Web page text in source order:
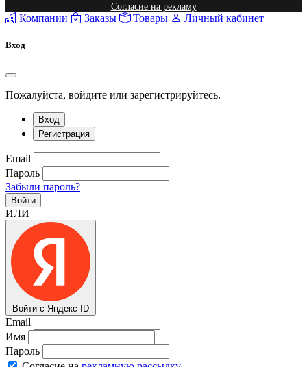
Согласие на рекламу
Компании Заказы Товары Личный кабинет
Вход
Пожалуйста, войдите или зарегистрируйтесь.
Вход
Регистрация
Email
Пароль
Забыли пароль?
Войти
ИЛИ
Войти с Яндекс ID
Email
Имя
Пароль